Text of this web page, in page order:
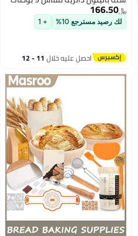
وبيضاوية مقاس 10 بوصات، لوازم
خبز خبز العجين المخمر مع مجرفة
خبز، خفاقة عجين، مكشطة عجين،
الخبز
﷼‏166.50
لك رصيد مسترجع 10% + 1
احصل عليه خلال 11 - 12